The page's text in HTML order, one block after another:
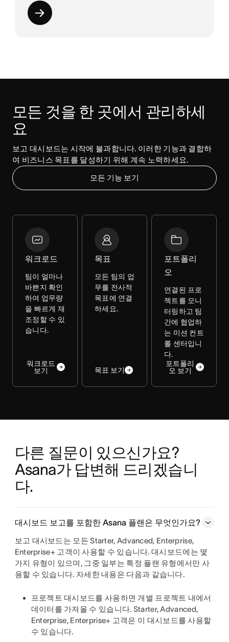
모든 것을 한 곳에서 관리하세
요
보고 대시보드는 시작에 불과합니다. 이러한 기능과 결합하
여 비즈니스 목표를 달성하기 위해 계속 노력하세요.
모든 기능 보기
워크로드
팀이 얼마나
바쁜지 확인
하여 업무량
을 빠르게 재
조정할 수 있
습니다.
워크로드
보기
목표
모든 팀의 업
무를 전사적
목표에 연결
하세요.
목표 보기
포트폴리
오
연결된 프로
젝트를 모니
터링하고 팀
간에 협업하
는 미션 컨트
롤 센터입니
다.
포트폴리
오 보기
다른 질문이 있으신가요?
Asana가 답변해 드리겠습니
다.
대시보드 보고를 포함한 Asana 플랜은 무엇인가요?
보고 대시보드는 모든 Starter, Advanced, Enterprise,
Enterprise+ 고객이 사용할 수 있습니다. 대시보드에는 몇
가지 유형이 있으며, 그중 일부는 특정 플랜 유형에서만 사
용할 수 있습니다. 자세한 내용은 다음과 같습니다.
프로젝트 대시보드를 사용하면 개별 프로젝트 내에서
데이터를 가져올 수 있습니다. Starter, Advanced,
Enterprise, Enterprise+ 고객은 이 대시보드를 사용할
수 있습니다.